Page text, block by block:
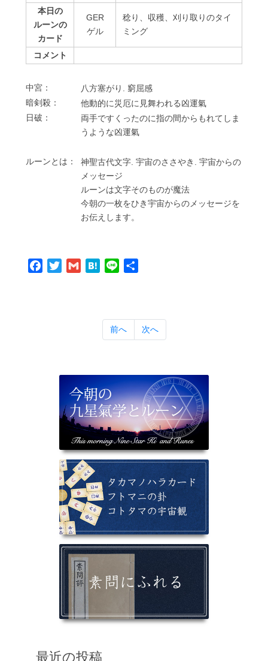
本日の
ルーンの
カード
GER
ゲル
稔り、収穫、刈り取りのタイ
ミング
コメント
中宮：
⼋⽅塞がり. 窮屈感
暗剣殺：
他動的に災厄に⾒舞われる凶運氣
⽇破：
両⼿ですくったのに指の間からもれてしま
うような凶運氣
ルーンとは：
神聖古代⽂字. 宇宙のささやき. 宇宙からの
メッセージ
ルーンは⽂字そのものが魔法
今朝の⼀枚をひき宇宙からのメッセージを
お伝えします。
Facebook
TwitterGmail Hatena
Line
前へ 次へ
最近の投稿